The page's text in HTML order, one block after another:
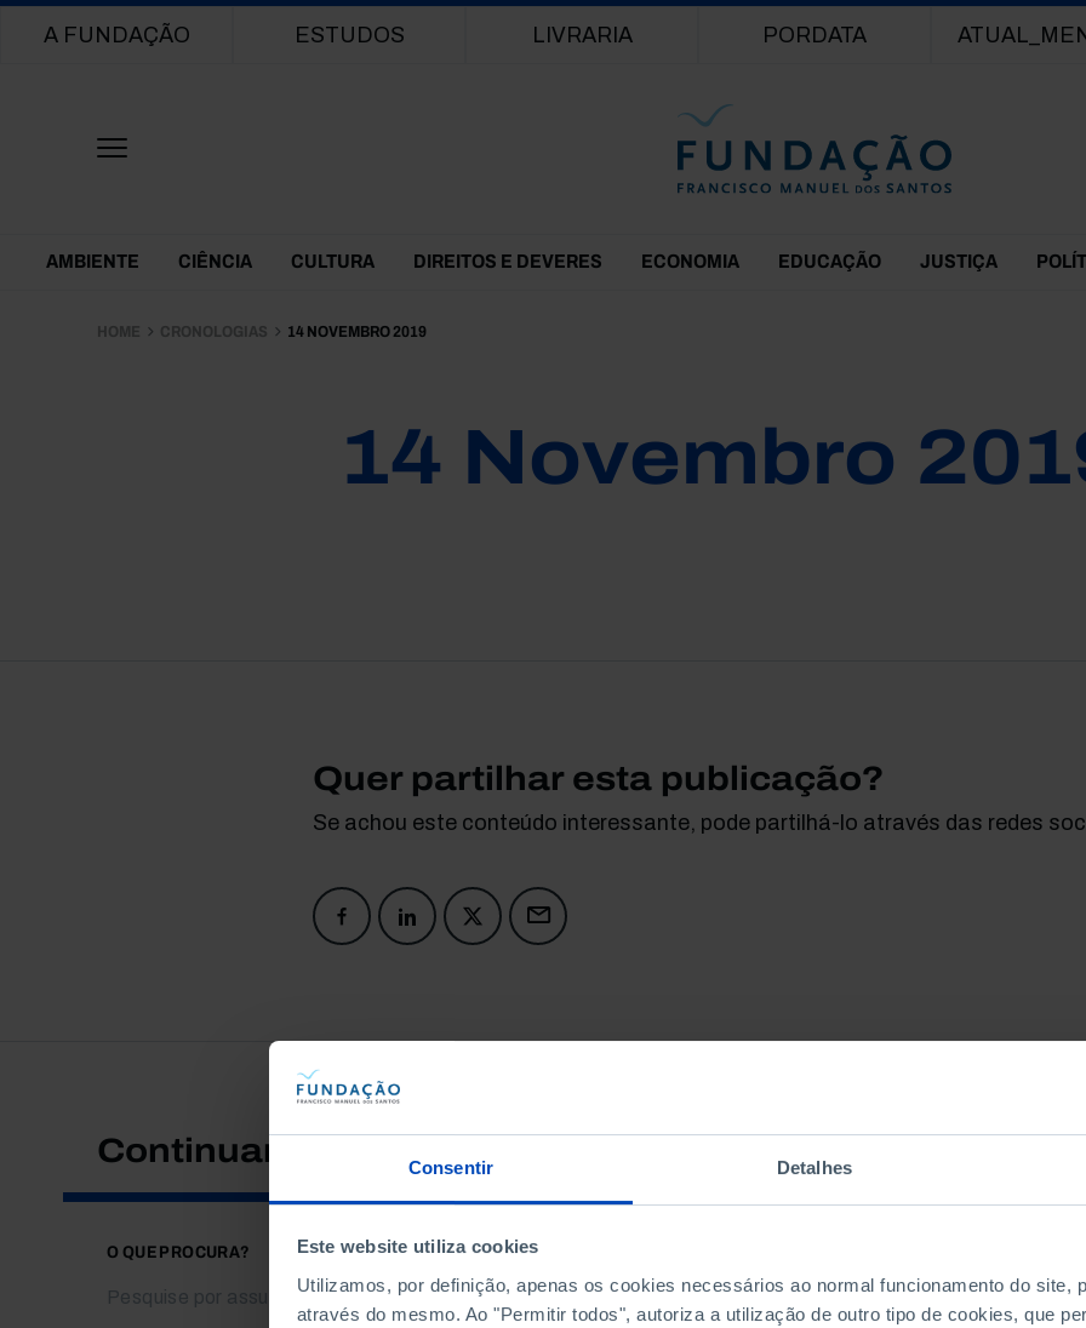
Consentir Detalhes
Este website utiliza cookies
Utilizamos, por definição, apenas os cookies necessários ao normal funcionamento do site,
através do mesmo. Ao "Permitir todos", autoriza a utilização de outro tipo de cookies, que
Main navigation
A FUNDAÇÃO ESTUDOS LIVRARIA PORDATA
Themes Menu
AMBIENTE CIÊNCIA CULTURA DIREITOS E DEVERES ECONOMIA EDUCAÇÃO JUSTIÇA
HOME CRONOLOGIAS 14 NOVEMBRO 2019
14 Novembro
Quer partilhar esta publicação?
Se achou este conteúdo interessante, pode partilhá-lo através das redes
Continuar a pesquisar
O QUE PROCURA?